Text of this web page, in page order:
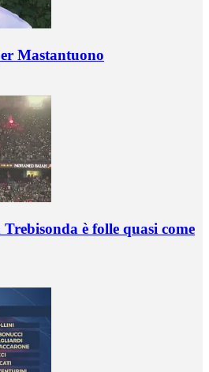
Mastantuono
Trebisonda è folle quasi come